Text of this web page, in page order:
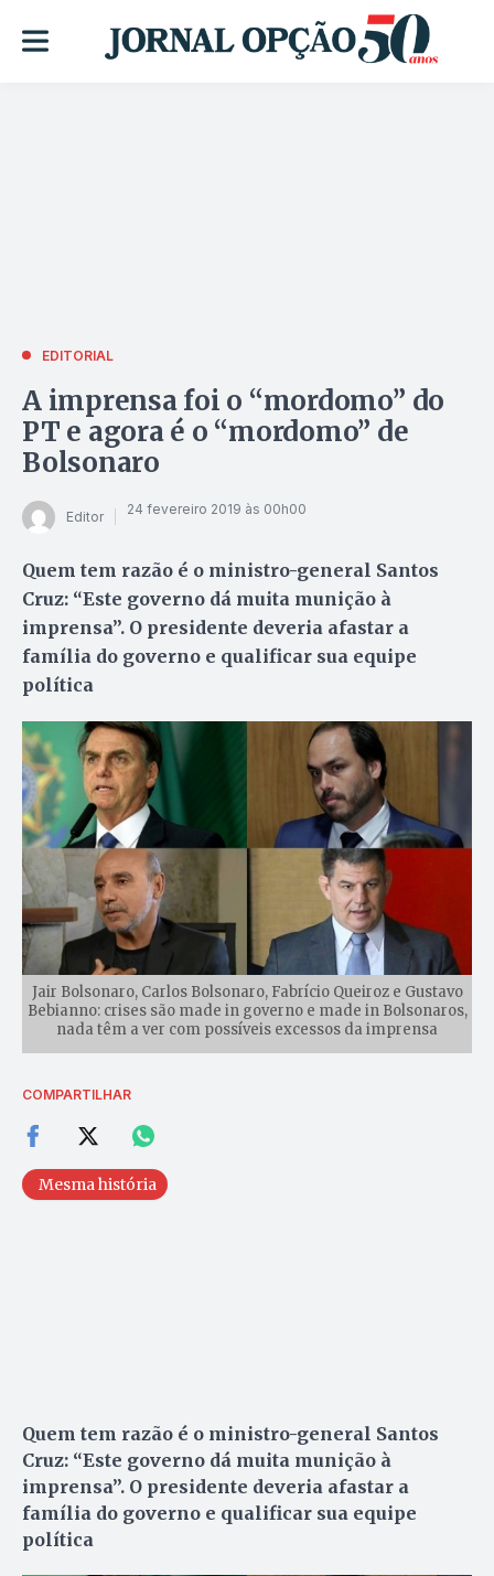
EDITORIAL
A imprensa foi o “mordomo” do
PT e agora é o “mordomo” de
Bolsonaro
Editor 24 fevereiro 2019 às 00h00
Quem tem razão é o ministro-general Santos
Cruz: “Este governo dá muita munição à
imprensa”. O presidente deveria afastar a
família do governo e qualificar sua equipe
política
Jair Bolsonaro, Carlos Bolsonaro, Fabrício Queiroz e Gustavo
Bebianno: crises são made in governo e made in Bolsonaros,
nada têm a ver com possíveis excessos da imprensa
COMPARTILHAR
Mesma história
Quem tem razão é o ministro-general Santos
Cruz: “Este governo dá muita munição à
imprensa”. O presidente deveria afastar a
família do governo e qualificar sua equipe
política